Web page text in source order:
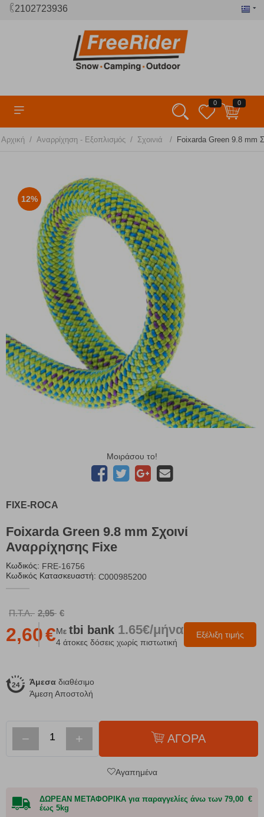
2102723936
0 0
Αρχική / Αναρρίχηση - Εξοπλισμός / Σχοινιά / ​Foixarda Green 9.8 mm
12%
Μοιράσου το!
FIXE-ROCA
​Foixarda Green 9.8 mm Σχοινί
Αναρρίχησης Fixe
Κωδικός: FRE-16756
Κωδικός Κατασκευαστή: C000985200
Π.Τ.Λ. 2,95 €
Εξέλιξη τιμής
2,60€Με tbi bank 1.65€/μήνα
4 άτοκες δόσεις χωρίς πιστωτική
Άμεσα διαθέσιμο
Άμεση Αποστολή
− + ΑΓΟΡΑ
Αγαπημένα
ΔΩΡΕΑΝ ΜΕΤΑΦΟΡΙΚΑ για παραγγελίες άνω των 79,00 €
έως 5kg